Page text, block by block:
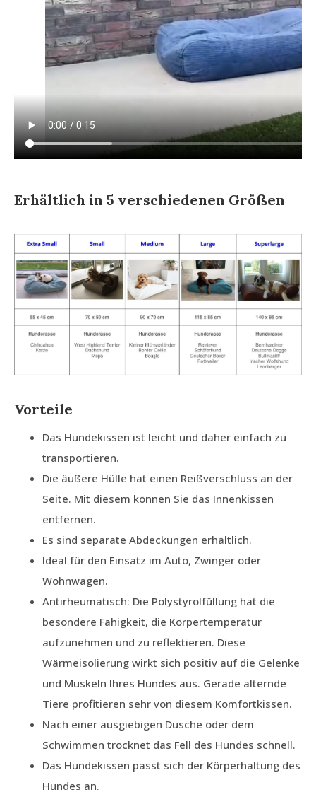
Erhältlich in 5 verschiedenen Größen
Vorteile
Das Hundekissen ist leicht und daher einfach zu
transportieren.
Die äußere Hülle hat einen Reißverschluss an der
Seite. Mit diesem können Sie das Innenkissen
entfernen.
Es sind separate Abdeckungen erhältlich.
Ideal für den Einsatz im Auto, Zwinger oder
Wohnwagen.
Antirheumatisch: Die Polystyrolfüllung hat die
besondere Fähigkeit, die Körpertemperatur
aufzunehmen und zu reflektieren. Diese
Wärmeisolierung wirkt sich positiv auf die Gelenke
und Muskeln Ihres Hundes aus. Gerade alternde
Tiere profitieren sehr von diesem Komfortkissen.
Nach einer ausgiebigen Dusche oder dem
Schwimmen trocknet das Fell des Hundes schnell.
Das Hundekissen passt sich der Körperhaltung des
Hundes an.